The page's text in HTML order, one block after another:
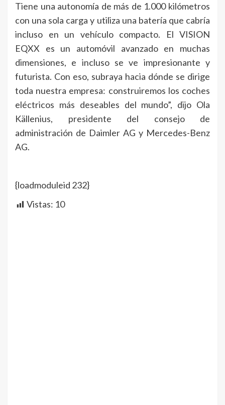
Tiene una autonomía de más de 1.000 kilómetros
con una sola carga y utiliza una batería que cabría
incluso en un vehículo compacto. El VISION
EQXX es un automóvil avanzado en muchas
dimensiones, e incluso se ve impresionante y
futurista. Con eso, subraya hacia dónde se dirige
toda nuestra empresa: construiremos los coches
eléctricos más deseables del mundo”, dijo Ola
Källenius, presidente del consejo de
administración de Daimler AG y Mercedes-Benz
AG.
{loadmoduleid 232}
Vistas: 10